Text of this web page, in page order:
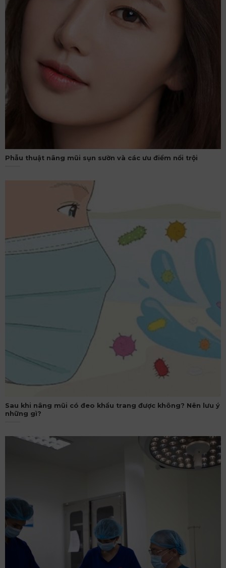
Phẫu thuật nâng mũi sụn sườn và các ưu điểm nổi trội
Sau khi nâng mũi có đeo khẩu trang được không? Nên lưu ý
những gì?